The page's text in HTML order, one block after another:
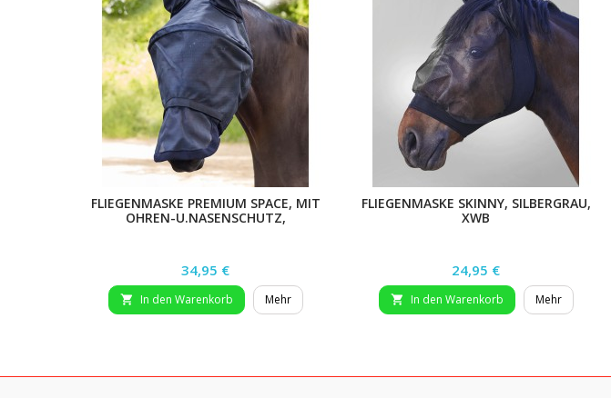
FLIEGENMASKE PREMIUM SPACE, MIT
OHREN-U.NASENSCHUTZ,
Preis
34,95 €
 In den Warenkorb Mehr
FLIEGENMASKE SKINNY, SILBERGRAU,
XWB
Preis
24,95 €
 In den Warenkorb Mehr